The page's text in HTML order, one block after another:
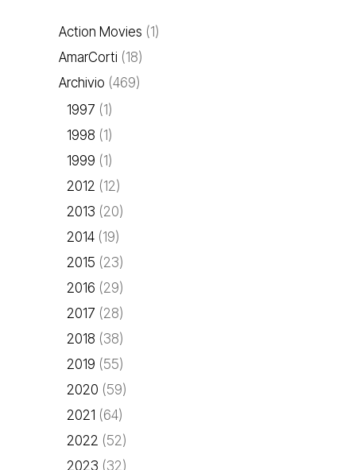
Action Movies (1)
AmarCorti (18)
Archivio (469)
1997 (1)
1998 (1)
1999 (1)
2012 (12)
2013 (20)
2014 (19)
2015 (23)
2016 (29)
2017 (28)
2018 (38)
2019 (55)
2020 (59)
2021 (64)
2022 (52)
2023 (32)